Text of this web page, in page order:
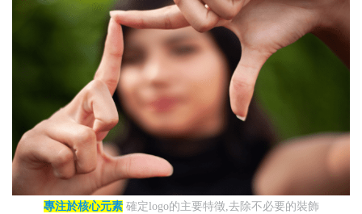
專注於核心元素確定logo的主要特徵,去除不必要的裝飾